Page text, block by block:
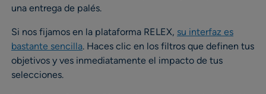
una entrega de palés.
Si nos fijamos en la plataforma RELEX, su interfaz es
bastante sencilla. Haces clic en los filtros que definen tus
objetivos y ves inmediatamente el impacto de tus
selecciones.